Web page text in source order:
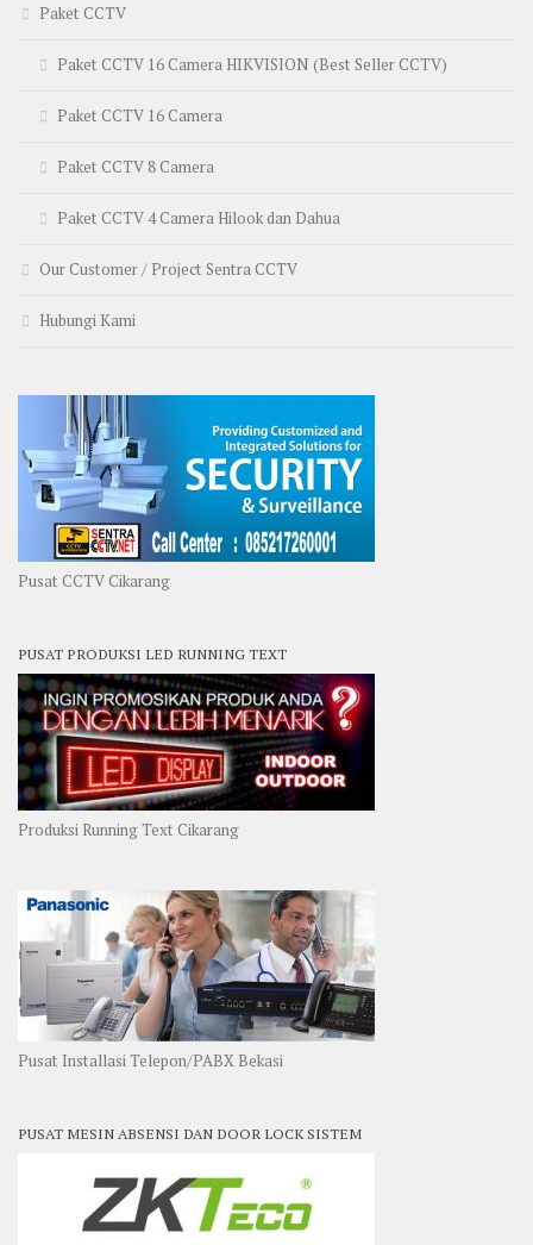
Paket CCTV
Paket CCTV 16 Camera HIKVISION (Best Seller CCTV)
Paket CCTV 16 Camera
Paket CCTV 8 Camera
Paket CCTV 4 Camera Hilook dan Dahua
Our Customer / Project Sentra CCTV
Hubungi Kami
Pusat CCTV Cikarang
PUSAT PRODUKSI LED RUNNING TEXT
Produksi Running Text Cikarang
Pusat Installasi Telepon/PABX Bekasi
PUSAT MESIN ABSENSI DAN DOOR LOCK SISTEM